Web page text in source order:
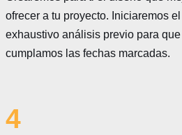
ofrecer a tu proyecto. Iniciaremos
exhaustivo análisis previo para
cumplamos las fechas marcadas.
4